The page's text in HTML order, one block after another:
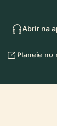
Abrir na
Planeie no